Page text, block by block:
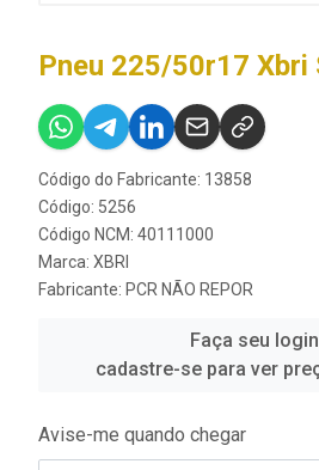
Pneu 225/50r17 Xbri
Código do Fabricante: 13858
Código: 5256
Código NCM: 40111000
Marca: XBRI
Fabricante: PCR NÃO REPOR
Faça seu
cadastre-se para ver
Avise-me quando chegar